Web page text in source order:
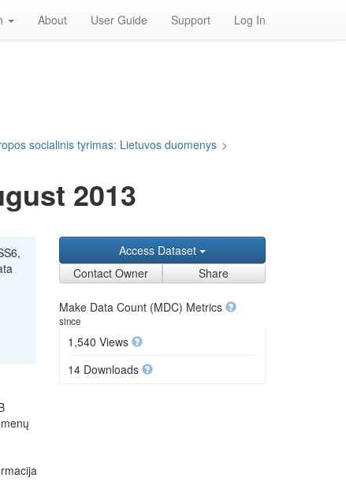
About User Guide Support Log In
socialinis tyrimas: Lietuvos duomenys >
2013
Access Dataset
Contact Owner
Share
Make Data Count (MDC) Metrics
since
1,540 Views
14 Downloads